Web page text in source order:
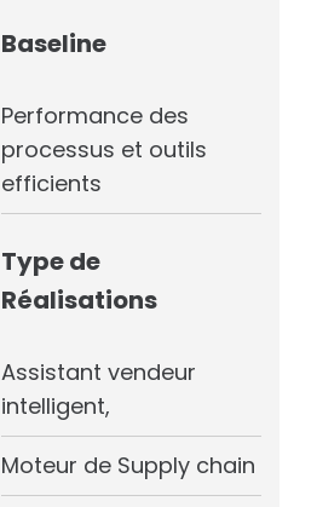
Baseline
Performance des
processus et outils
efficients
Type de
Réalisations
Assistant vendeur
intelligent,
Moteur de Supply chain